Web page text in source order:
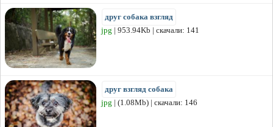
друг собака взгляд
jpg | 953.94Kb | скачали: 141
друг взгляд собака
jpg | (1.08Mb) | скачали: 146